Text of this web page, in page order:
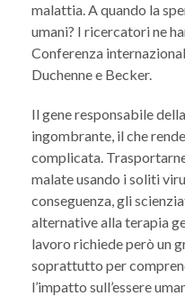
malattia. A quando la
umani? I ricercatori ne
Conferenza
Duchenne e Becker.
Il gene responsabile
ingombrante, il che
complicata.
malate usando i soliti
conseguenza, gli
alternative alla terapia
lavoro richiede però un
soprattutto per
l’impatto sull’essere